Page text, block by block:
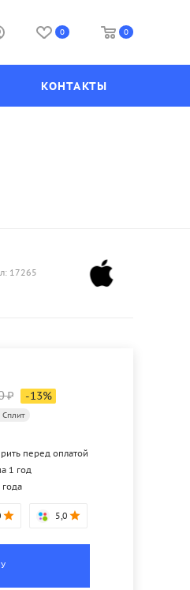
0 0
КОНТАКТЫ
17265
₽ -13%
перед оплатой
1 год
5,0